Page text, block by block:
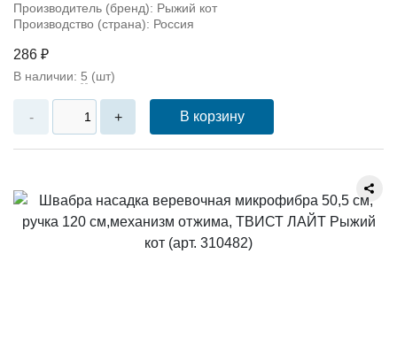
Производитель (бренд): Рыжий кот
Производство (страна): Россия
286 ₽
В наличии: 5 (шт)
- + В корзину